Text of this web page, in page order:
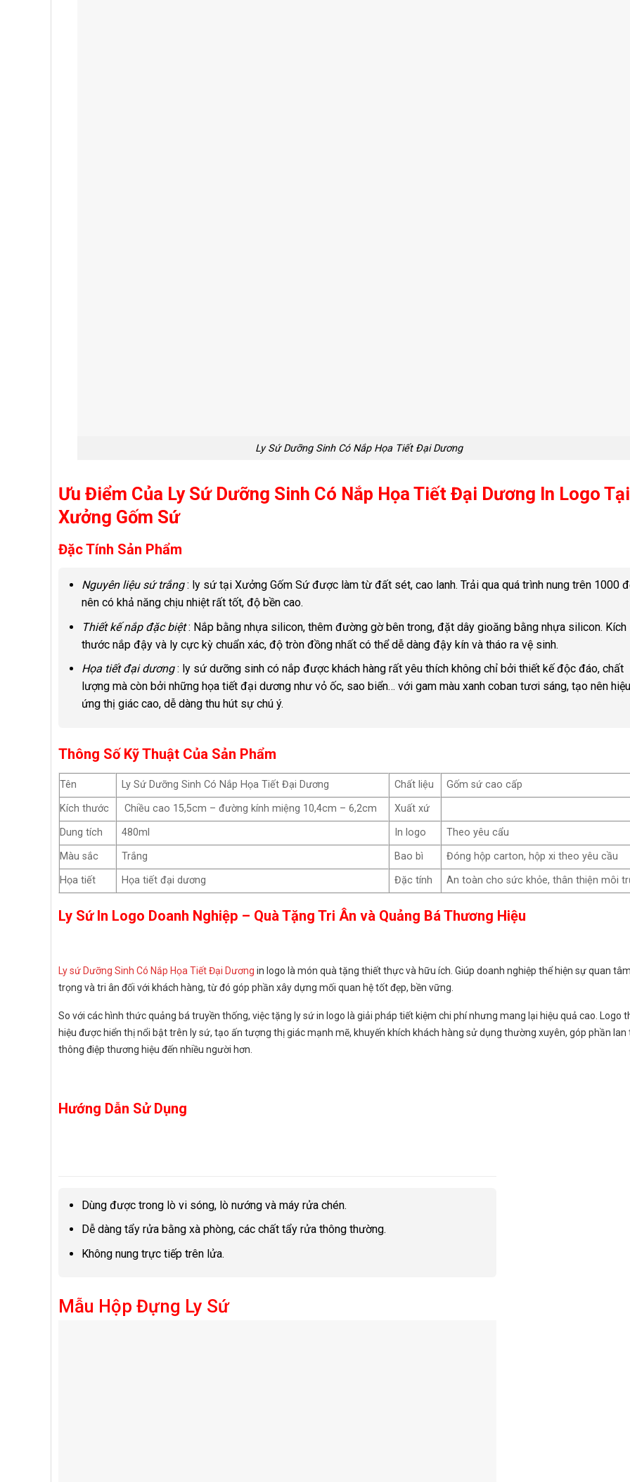
Ly Sứ Dưỡng Sinh Có Nắp Họa Tiết Đại Dương
Ưu Điểm Của Ly Sứ Dưỡng Sinh Có Nắp Họa Tiết Đại Dương In Logo Tại
Xưởng Gốm Sứ
Đặc Tính Sản Phẩm
Nguyên liệu sứ trắng: ly sứ tại Xưởng Gốm Sứ được làm từ đất sét, cao lanh. Trải qua quá trình nung trên 1000
nên có khả năng chịu nhiệt rất tốt, độ bền cao.
Thiết kế nắp đặc biệt: Nắp bằng nhựa silicon, thêm đường gờ bên trong, đặt dây gioăng bằng nhựa silicon. Kích
thước nắp đậy và ly cực kỳ chuẩn xác, độ tròn đồng nhất có thể dễ dàng đậy kín và tháo ra vệ sinh.
Họa tiết đại dương: ly sứ dưỡng sinh có nắp được khách hàng rất yêu thích không chỉ bởi thiết kế độc đáo, chất
lượng mà còn bởi những họa tiết đại dương như vỏ ốc, sao biển… với gam màu xanh coban tươi sáng, tạo nên hiệu
ứng thị giác cao, dễ dàng thu hút sự chú ý.
Thông Số Kỹ Thuật Của Sản Phẩm
Tên Ly Sứ Dưỡng Sinh Có Nắp Họa Tiết Đại Dương Chất liệu
Gốm sứ cao cấp
Kích thước
Chiều cao 15,5cm – đường kính miệng 10,4cm – 6,2cm
Xuất xứ
Dung tích
480ml In logo
Theo yêu cẩu
Màu sắc
Trắng Bao bì
Đóng hộp carton, hộp xi theo yêu cầu
Họa tiết
Họa tiết đại dương Đặc tính An toàn cho sức khỏe, thân thiện môi
Ly Sứ In Logo Doanh Nghiệp – Quà Tặng Tri Ân và Quảng Bá Thương Hiệu
Ly sứ Dưỡng Sinh Có Nắp Họa Tiết Đại Dương in logo là món quà tặng thiết thực và hữu ích. Giúp doanh nghiệp thể hiện sự quan
trọng và tri ân đối với khách hàng, từ đó góp phần xây dựng mối quan hệ tốt đẹp, bền vững.
So với các hình thức quảng bá truyền thống, việc tặng ly sứ in logo là giải pháp tiết kiệm chi phí nhưng mang lại hiệu quả cao. Logo
hiệu được hiển thị nổi bật trên ly sứ, tạo ấn tượng thị giác mạnh mẽ, khuyến khích khách hàng sử dụng thường xuyên, góp phần lan
thông điệp thương hiệu đến nhiều người hơn.
Hướng Dẫn Sử Dụng
Dùng được trong lò vi sóng, lò nướng và máy rửa chén.
Dễ dàng tẩy rửa bằng xà phòng, các chất tẩy rửa thông thường.
Không nung trực tiếp trên lửa.
Mẫu Hộp Đựng Ly Sứ